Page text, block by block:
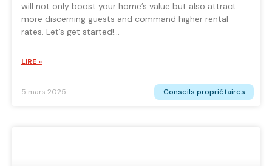
Conseils propriétaires
will not only boost your home’s value but also attract
more discerning guests and command higher rental
rates. Let’s get started!
LIRE »
5 mars 2025